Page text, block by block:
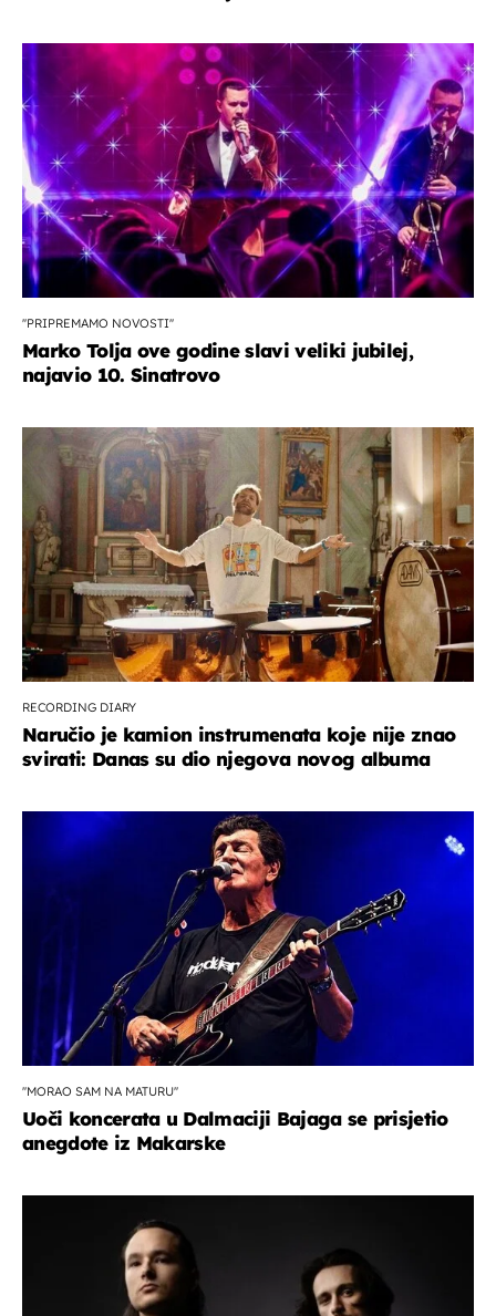
''PRIPREMAMO NOVOSTI''
Marko Tolja ove godine slavi veliki jubilej,
najavio 10. Sinatrovo
RECORDING DIARY
Naručio je kamion instrumenata koje nije znao
svirati: Danas su dio njegova novog albuma
''MORAO SAM NA MATURU''
Uoči koncerata u Dalmaciji Bajaga se prisjetio
anegdote iz Makarske